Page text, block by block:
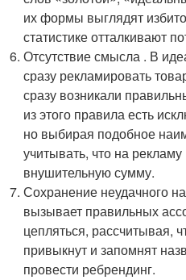
их формы выглядят
статистике отталкивают
Отсутствие смысла . В
сразу рекламировать
сразу возникали
из этого правила есть
но выбирая подобное
учитывать, что на
внушительную сумму.
Сохранение неудачного
вызывает правильных
цепляться, рассчитывая,
привыкнут и запомнят
провести ребрендинг.